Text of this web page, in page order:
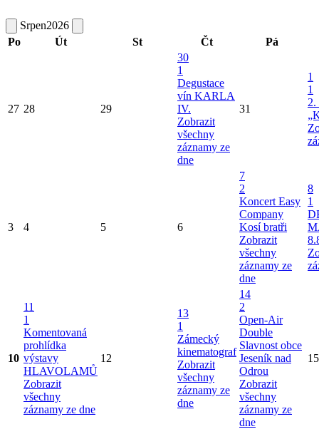
Srpen2026
Po
Út St Čt Pá
27 28 29
30
1
Degustace
vín KARLA
IV.
Zobrazit
všechny
záznamy ze
dne
31
1
1
2.
3 4 5 6
7
2
Koncert Easy
Company
Kosí bratři
Zobrazit
všechny
záznamy ze
dne
8
1
10
11
1
Komentovaná
prohlídka
výstavy
HLAVOLAMŮ
Zobrazit
všechny
záznamy ze dne
12
13
1
Zámecký
kinematograf
Zobrazit
všechny
záznamy ze
dne
14
2
Open-Air
Double
Slavnost obce
Jeseník nad
Odrou
Zobrazit
všechny
záznamy ze
dne
15